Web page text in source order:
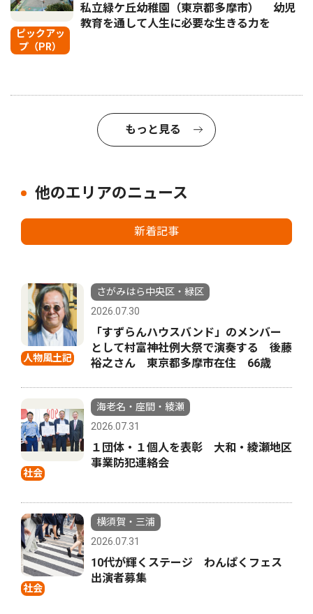
ピックアッ
プ（PR）
私立緑ケ丘幼稚園（東京都多摩市） 幼児
教育を通して人生に必要な生きる力を
もっと見る
他のエリアのニュース
新着記事
人物風土記
さがみはら中央区・緑区
2026.07.30
「すずらんハウスバンド」のメンバー
として村富神社例大祭で演奏する 後藤
裕之さん 東京都多摩市在住 66歳
社会
海老名・座間・綾瀬
2026.07.31
１団体・１個人を表彰 大和・綾瀬地区
事業防犯連絡会
社会
横須賀・三浦
2026.07.31
10代が輝くステージ わんぱくフェス
出演者募集